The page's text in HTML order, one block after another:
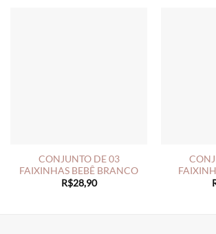
CONJUNTO DE 03
FAIXINHAS BEBÊ BRANCO
R$28,90